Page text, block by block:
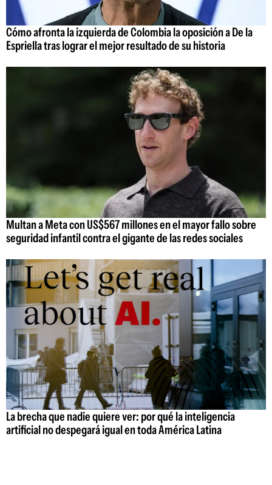
Cómo afronta la izquierda de Colombia la oposición a De la
Espriella tras lograr el mejor resultado de su historia
Multan a Meta con US$567 millones en el mayor fallo sobre
seguridad infantil contra el gigante de las redes sociales
La brecha que nadie quiere ver: por qué la inteligencia
artificial no despegará igual en toda América Latina